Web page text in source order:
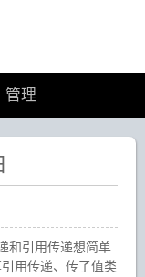
管理
和引用传递想简单
用传递、传了值类